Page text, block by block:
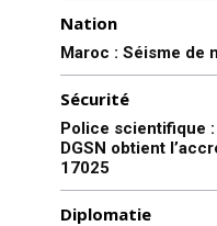
Nation
Maroc : Séisme de
Sécurité
Police scientifique
DGSN obtient
17025
Diplomatie